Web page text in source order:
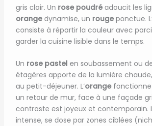
gris clair. Un rose poudréadoucit les
orangedynamise, un rougeponctue.
consiste à répartir la couleur avec
garder la cuisine lisible dans le temps.
Un rose pastelen soubassement ou
étagères apporte de la lumière
au petit-déjeuner. L’orangefonctionne
un retour de mur, face à une façade
contraste est joyeux et contemporain.
intense, se dose par zones ciblées